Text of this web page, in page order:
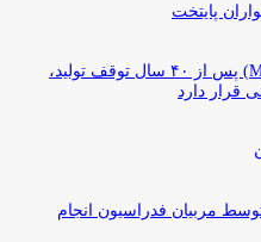
پایتخت
برند قدیمی موربیدلی (Morbidelli) پس از ۴۰ سال توقف تولید،
قرار دارد
مربیان فدراسیون انجام